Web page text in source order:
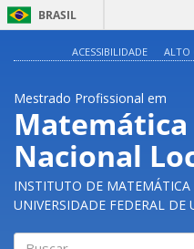
BRASIL
ACESSIBILIDADE ALTO
Mestrado Profissional em
Matemática
Nacional
INSTITUTO DE MATEMÁTICA
UNIVERSIDADE FEDERAL DE